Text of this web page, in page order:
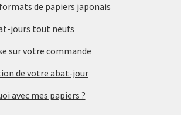
de papiers japonais
jours tout neufs
sur votre commande
de votre abat-jour
avec mes papiers ?